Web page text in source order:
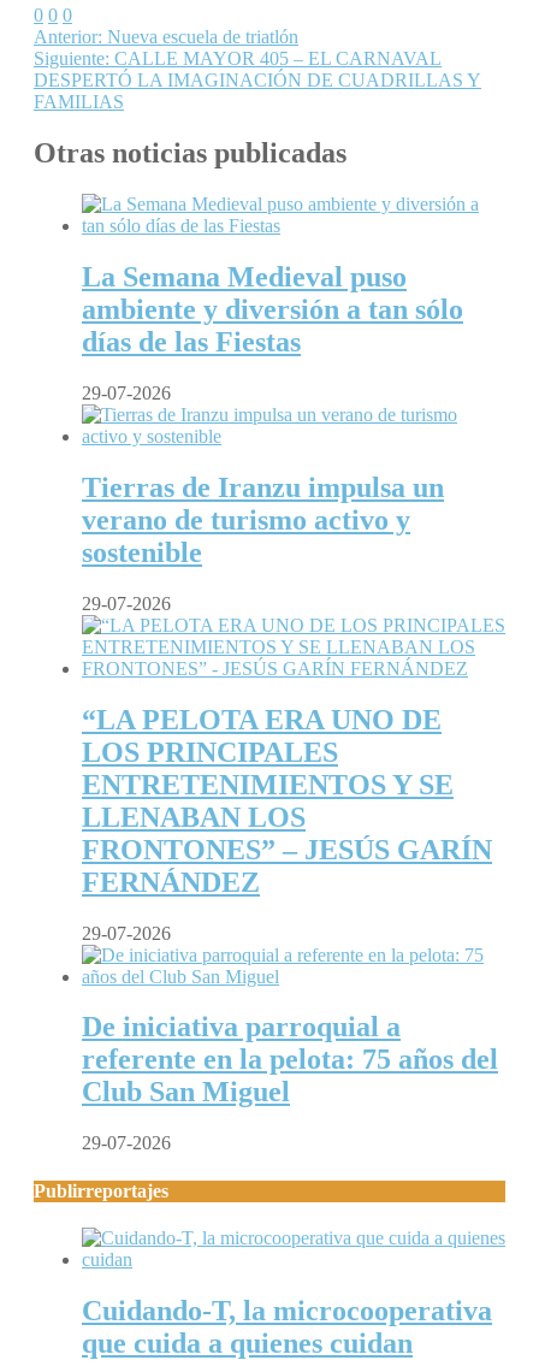
0 0 0
Anterior: Nueva escuela de triatlón
Siguiente: CALLE MAYOR 405 – EL CARNAVAL
DESPERTÓ LA IMAGINACIÓN DE CUADRILLAS Y
FAMILIAS
Otras noticias publicadas
La Semana Medieval puso
ambiente y diversión a tan sólo
días de las Fiestas
29-07-2026
Tierras de Iranzu impulsa un
verano de turismo activo y
sostenible
29-07-2026
“LA PELOTA ERA UNO DE
LOS PRINCIPALES
ENTRETENIMIENTOS Y SE
LLENABAN LOS
FRONTONES” – JESÚS GARÍN
FERNÁNDEZ
29-07-2026
De iniciativa parroquial a
referente en la pelota: 75 años del
Club San Miguel
29-07-2026
Publirreportajes
Cuidando-T, la microcooperativa
que cuida a quienes cuidan